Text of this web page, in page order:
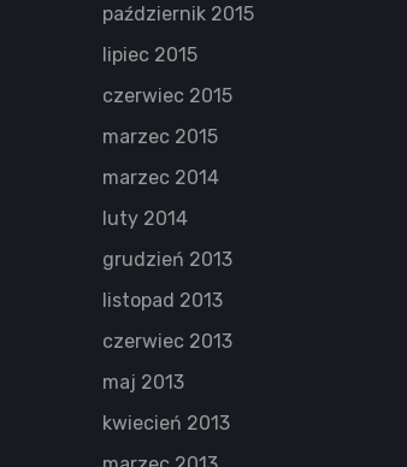
październik 2015
lipiec 2015
czerwiec 2015
marzec 2015
marzec 2014
luty 2014
grudzień 2013
listopad 2013
czerwiec 2013
maj 2013
kwiecień 2013